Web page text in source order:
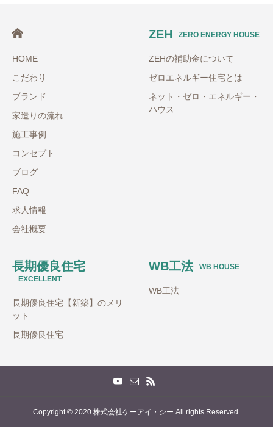
HOME
こだわり
ブランド
家造りの流れ
施工事例
コンセプト
ブログ
FAQ
求人情報
会社概要
ZEH ZERO ENERGY HOUSE
ZEHの補助金について
ゼロエネルギー住宅とは
ネット・ゼロ・エネルギー・
ハウス
長期優良住宅
EXCELLENT
長期優良住宅【新築】のメリ
ット
長期優良住宅
WB工法 WB HOUSE
WB工法
Copyright © 2020 株式会社ケーアイ・シー All rights Reserved.